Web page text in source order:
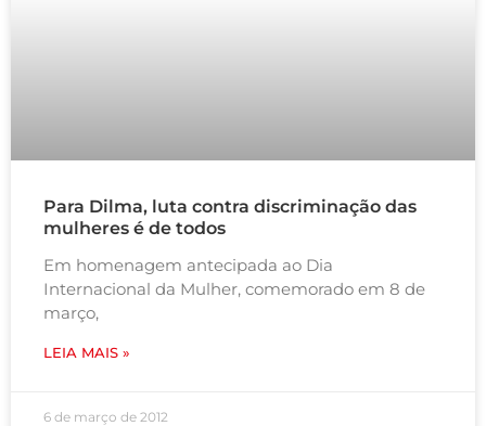
Para Dilma, luta contra discriminação das
mulheres é de todos
Em homenagem antecipada ao Dia
Internacional da Mulher, comemorado em 8 de
março,
LEIA MAIS »
6 de março de 2012